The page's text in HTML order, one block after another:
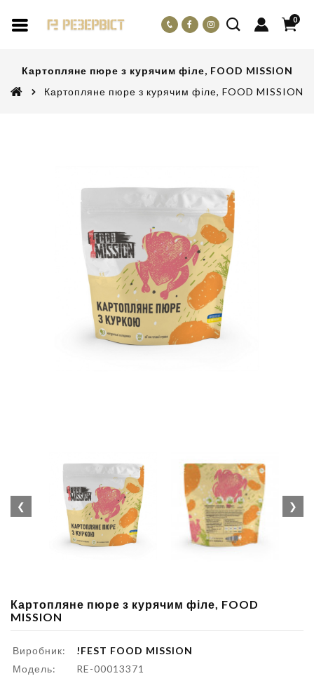
0
Картопляне пюре з курячим філе, FOOD MISSION
Картопляне пюре з курячим філе, FOOD MISSION
❮ ❯
Картопляне пюре з курячим філе, FOOD
MISSION
Виробник:
!FEST FOOD MISSION
Модель:
RE-00013371